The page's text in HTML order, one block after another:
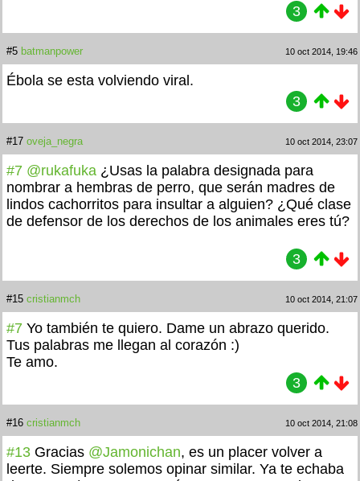
3
#5 batmanpower 10 oct 2014, 19:46
Ébola se esta volviendo viral.
3
#17 oveja_negra 10 oct 2014, 23:07
#7 @rukafuka ¿Usas la palabra designada para
nombrar a hembras de perro, que serán madres de
lindos cachorritos para insultar a alguien? ¿Qué clase
de defensor de los derechos de los animales eres tú?
3
#15 cristianmch 10 oct 2014, 21:07
#7 Yo también te quiero. Dame un abrazo querido.
Tus palabras me llegan al corazón :)
Te amo.
3
#16 cristianmch 10 oct 2014, 21:08
#13 Gracias @Jamonichan, es un placer volver a
leerte. Siempre solemos opinar similar. Ya te echaba